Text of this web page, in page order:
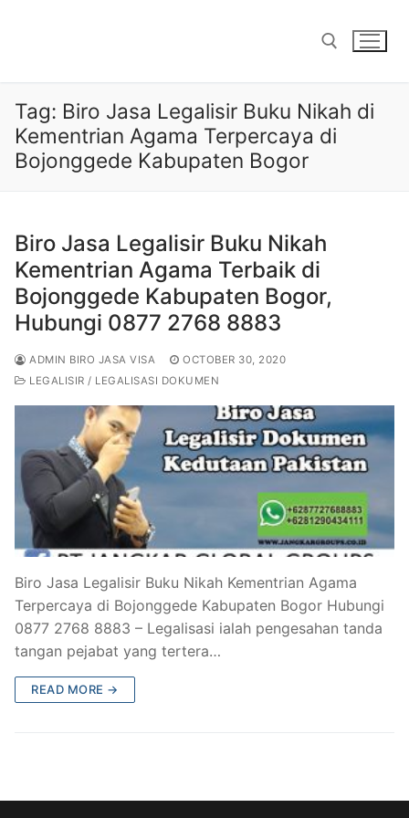
Search for:
Tag: Biro Jasa Legalisir Buku Nikah di
Kementrian Agama Terpercaya di
Bojonggede Kabupaten Bogor
Biro Jasa Legalisir Buku Nikah
Kementrian Agama Terbaik di
Bojonggede Kabupaten Bogor,
Hubungi 0877 2768 8883
ADMIN BIRO JASA VISA
OCTOBER 30, 2020
LEGALISIR / LEGALISASI DOKUMEN
Biro Jasa Legalisir Buku Nikah Kementrian Agama
Terpercaya di Bojonggede Kabupaten Bogor Hubungi
0877 2768 8883 – Legalisasi ialah pengesahan tanda
tangan pejabat yang tertera…
READ MORE →